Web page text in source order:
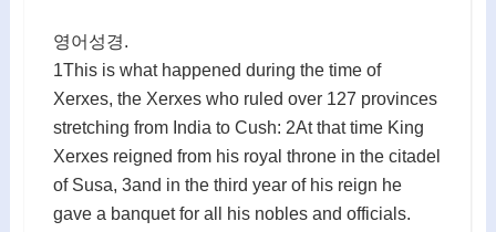
영어성경.
1This is what happened during the time of
Xerxes, the Xerxes who ruled over 127 provinces
stretching from India to Cush: 2At that time King
Xerxes reigned from his royal throne in the citadel
of Susa, 3and in the third year of his reign he
gave a banquet for all his nobles and officials.